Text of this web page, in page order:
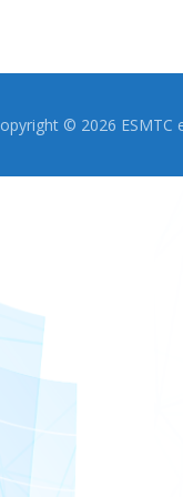
© 2026 ESMTC